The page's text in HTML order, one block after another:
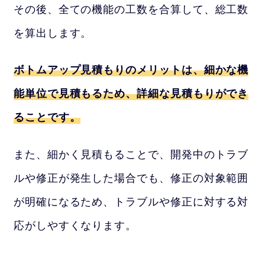
その後、全ての機能の工数を合算して、総工数
を算出します。
ボトムアップ見積もりのメリットは、細かな機
能単位で見積もるため、詳細な見積もりができ
ることです。
また、細かく見積もることで、開発中のトラブ
ルや修正が発生した場合でも、修正の対象範囲
が明確になるため、トラブルや修正に対する対
応がしやすくなります。